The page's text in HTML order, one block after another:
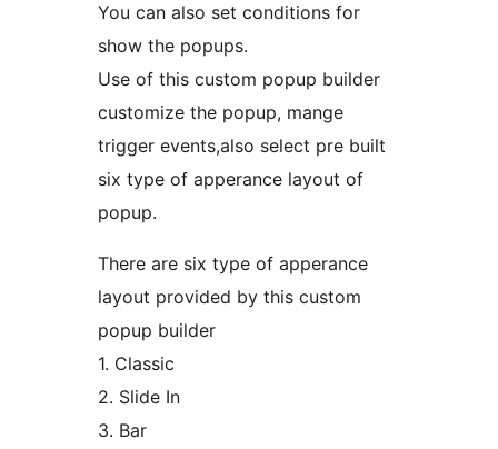
You can also set conditions for
show the popups.
Use of this custom popup builder
customize the popup, mange
trigger events,also select pre built
six type of apperance layout of
popup.
There are six type of apperance
layout provided by this custom
popup builder
1. Classic
2. Slide In
3. Bar